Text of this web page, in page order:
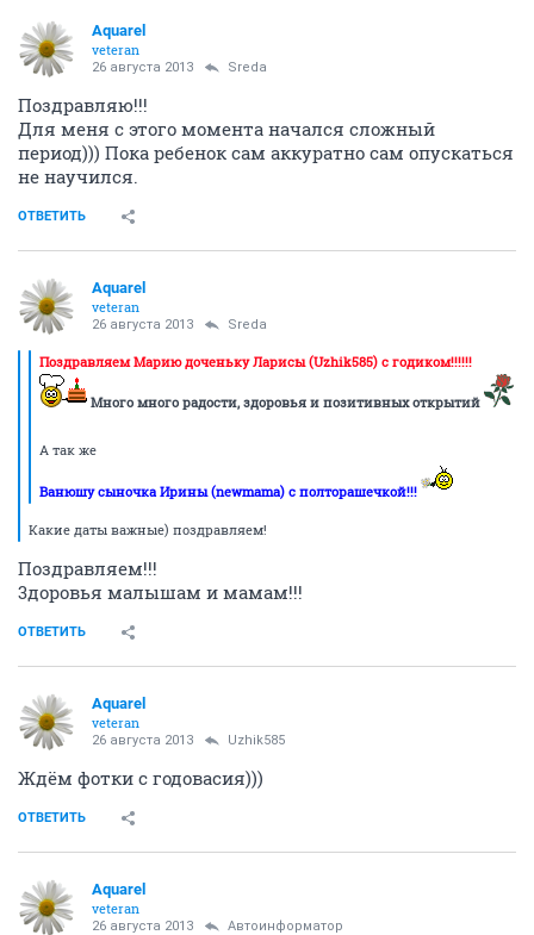
Аquаrеl
veteran
26 августа 2013 Sreda
Поздравляю!!!
Для меня с этого момента начался сложный
период))) Пока ребенок сам аккуратно сам опускаться
не научился.
ОТВЕТИТЬ
Аquаrеl
veteran
26 августа 2013 Sreda
Поздравляем Марию доченьку Ларисы (Uzhik585) с годиком!!!!!!
Много много радости, здоровья и позитивных открытий
А так же
Ванюшу сыночка Ирины (newmama) с полторашечкой!!!
Какие даты важные) поздравляем!
Поздравляем!!!
3доровья малышам и мамам!!!
ОТВЕТИТЬ
Аquаrеl
veteran
26 августа 2013 Uzhik585
Ждём фотки с годовасия)))
ОТВЕТИТЬ
Аquаrеl
veteran
26 августа 2013 Автоинформатор